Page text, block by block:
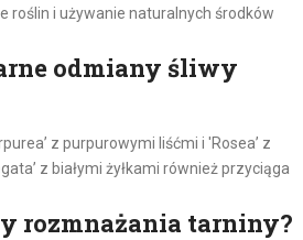
roślin i używanie naturalnych środków
odmiany śliwy
z purpurowymi liśćmi i 'Rosea’ z
z białymi żyłkami również przyciąga
rozmnażania tarniny?